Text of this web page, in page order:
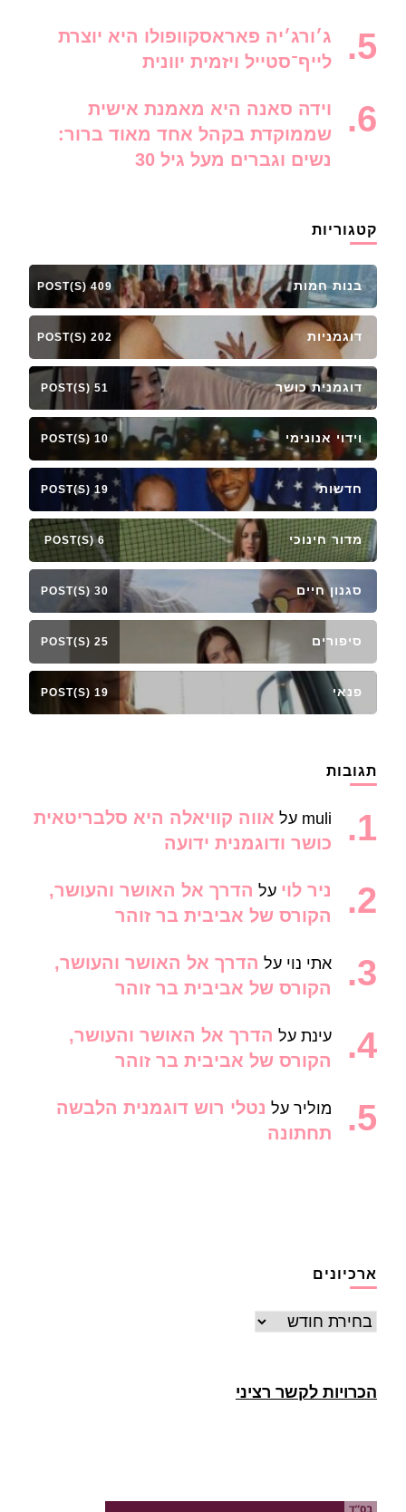
ג׳ורג׳יה פאראסקוופולו היא יוצרת
לייף־סטייל ויזמית יוונית
וידה סאנה היא מאמנת אישית
שממוקדת בקהל אחד מאוד ברור:
נשים וגברים מעל גיל 30
קטגוריות
בנות חמות 409 POST(S)
דוגמניות 202 POST(S)
דוגמנית כושר 51 POST(S)
וידוי אנונימי 10 POST(S)
חדשות 19 POST(S)
מדור חינוכי 6 POST(S)
סגנון חיים 30 POST(S)
סיפורים 25 POST(S)
פנאי 19 POST(S)
תגובות
muli על אווה קוויאלה היא סלבריטאית
כושר ודוגמנית ידועה
ניר לוי על הדרך אל האושר והעושר,
הקורס של אביבית בר זוהר
אתי נוי על הדרך אל האושר והעושר,
הקורס של אביבית בר זוהר
עינת על הדרך אל האושר והעושר,
הקורס של אביבית בר זוהר
מוליר על נטלי רוש דוגמנית הלבשה
תחתונה
ארכיונים
ארכיונים
הכרויות לקשר רציני